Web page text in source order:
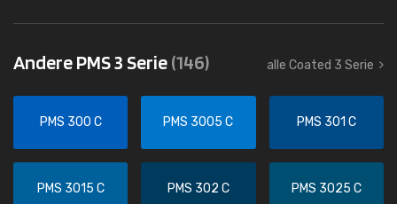
Andere PMS 3 Serie(146) alle Coated 3 Serie
PMS 300 C PMS 3005 C PMS 301 C
PMS 3015 C PMS 302 C PMS 3025 C